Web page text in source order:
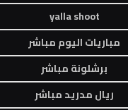
yalla shoot
مباريات اليوم مباشر
برشلونة مباشر
ريال مدريد مباشر